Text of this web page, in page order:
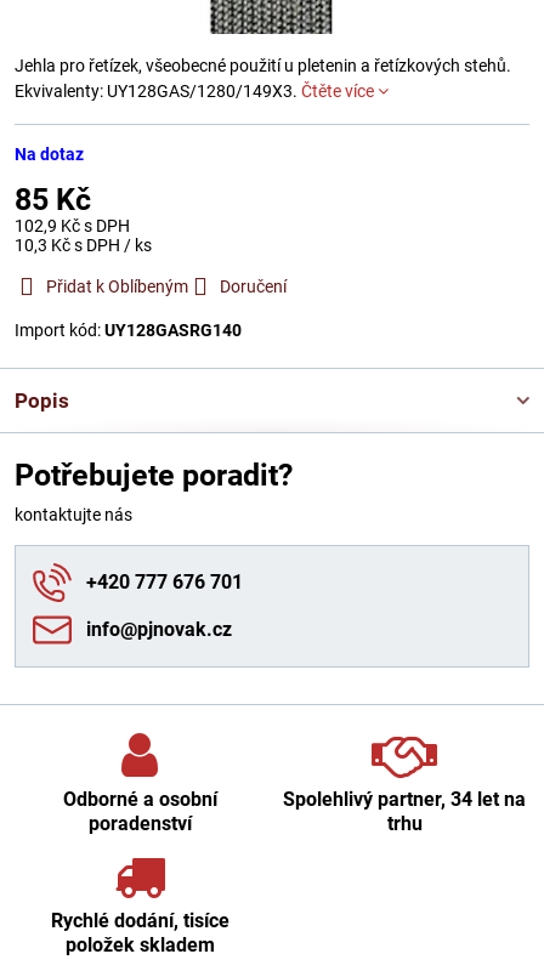
Jehla pro řetízek, všeobecné použití u pletenin a řetízkových stehů.
Ekvivalenty: UY128GAS/1280/149X3. Čtěte více
Na dotaz
85 Kč
102,9 Kčs DPH
10,3 Kčs DPH / ks
Přidat k Oblíbeným Doručení
Import kód:UY128GASRG140
Popis
Potřebujete poradit?
kontaktujte nás
+420 777 676 701
info​@pjnovak​.cz
Odborné a osobní
poradenství
Spolehlivý partner, 34 let na
trhu
Rychlé dodání, tisíce
položek skladem